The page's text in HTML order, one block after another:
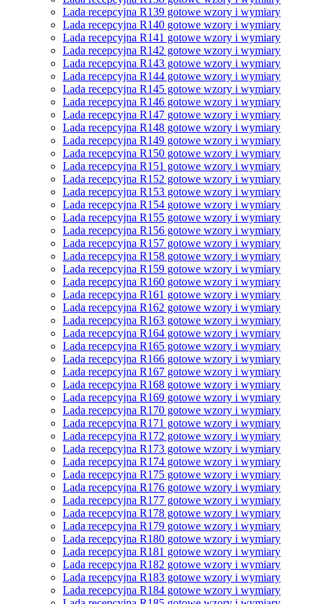
Lada recepcyjna R139 gotowe wzory i wymiary
Lada recepcyjna R140 gotowe wzory i wymiary
Lada recepcyjna R141 gotowe wzory i wymiary
Lada recepcyjna R142 gotowe wzory i wymiary
Lada recepcyjna R143 gotowe wzory i wymiary
Lada recepcyjna R144 gotowe wzory i wymiary
Lada recepcyjna R145 gotowe wzory i wymiary
Lada recepcyjna R146 gotowe wzory i wymiary
Lada recepcyjna R147 gotowe wzory i wymiary
Lada recepcyjna R148 gotowe wzory i wymiary
Lada recepcyjna R149 gotowe wzory i wymiary
Lada recepcyjna R150 gotowe wzory i wymiary
Lada recepcyjna R151 gotowe wzory i wymiary
Lada recepcyjna R152 gotowe wzory i wymiary
Lada recepcyjna R153 gotowe wzory i wymiary
Lada recepcyjna R154 gotowe wzory i wymiary
Lada recepcyjna R155 gotowe wzory i wymiary
Lada recepcyjna R156 gotowe wzory i wymiary
Lada recepcyjna R157 gotowe wzory i wymiary
Lada recepcyjna R158 gotowe wzory i wymiary
Lada recepcyjna R159 gotowe wzory i wymiary
Lada recepcyjna R160 gotowe wzory i wymiary
Lada recepcyjna R161 gotowe wzory i wymiary
Lada recepcyjna R162 gotowe wzory i wymiary
Lada recepcyjna R163 gotowe wzory i wymiary
Lada recepcyjna R164 gotowe wzory i wymiary
Lada recepcyjna R165 gotowe wzory i wymiary
Lada recepcyjna R166 gotowe wzory i wymiary
Lada recepcyjna R167 gotowe wzory i wymiary
Lada recepcyjna R168 gotowe wzory i wymiary
Lada recepcyjna R169 gotowe wzory i wymiary
Lada recepcyjna R170 gotowe wzory i wymiary
Lada recepcyjna R171 gotowe wzory i wymiary
Lada recepcyjna R172 gotowe wzory i wymiary
Lada recepcyjna R173 gotowe wzory i wymiary
Lada recepcyjna R174 gotowe wzory i wymiary
Lada recepcyjna R175 gotowe wzory i wymiary
Lada recepcyjna R176 gotowe wzory i wymiary
Lada recepcyjna R177 gotowe wzory i wymiary
Lada recepcyjna R178 gotowe wzory i wymiary
Lada recepcyjna R179 gotowe wzory i wymiary
Lada recepcyjna R180 gotowe wzory i wymiary
Lada recepcyjna R181 gotowe wzory i wymiary
Lada recepcyjna R182 gotowe wzory i wymiary
Lada recepcyjna R183 gotowe wzory i wymiary
Lada recepcyjna R184 gotowe wzory i wymiary